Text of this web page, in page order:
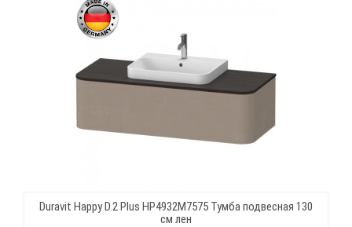
Duravit Happy D.2 Plus HP4932M7575 Тумба подвесная 130
см лен